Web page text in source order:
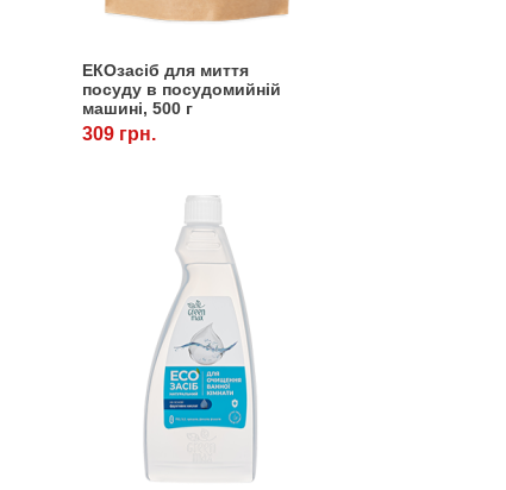
ЕКОзасіб для миття
посуду в посудомийній
машині, 500 г
309 грн.